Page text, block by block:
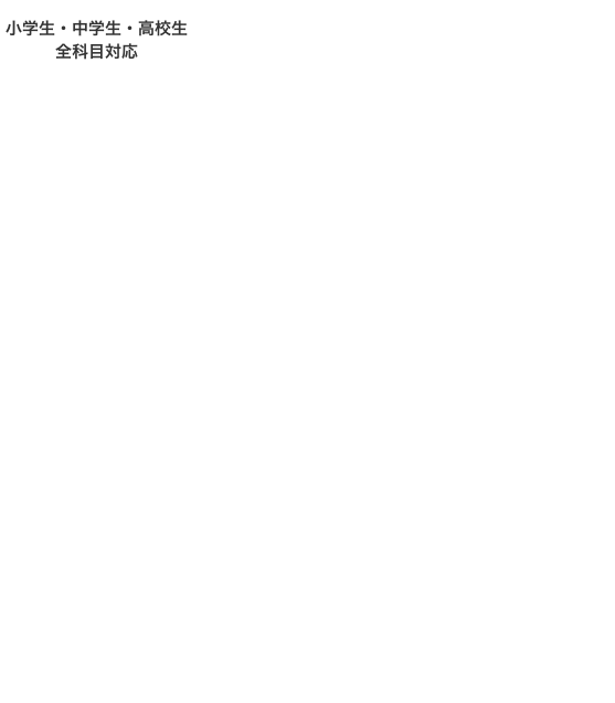
小学生・中学生・高校生
全科目対応